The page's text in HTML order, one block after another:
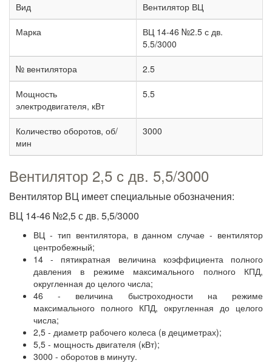
Вид Вентилятор ВЦ
Марка
ВЦ 14-46 №2.5 с дв.
5.5/3000
№ вентилятора 2.5
Мощность
электродвигателя, кВт
5.5
Количество оборотов, об/
мин
3000
Вентилятор 2,5 с дв. 5,5/3000
Вентилятор ВЦ имеет специальные обозначения:
ВЦ 14-46 №2,5 с дв. 5,5/3000
ВЦ - тип вентилятора, в данном случае - вентилятор
центробежный;
14 - пятикратная величина коэффициента полного
давления в режиме максимального полного КПД,
округленная до целого числа;
46 - величина быстроходности на режиме
максимального полного КПД, округленная до целого
числа;
2,5 - диаметр рабочего колеса (в дециметрах);
5,5 - мощность двигателя (кВт);
3000 - оборотов в минуту.